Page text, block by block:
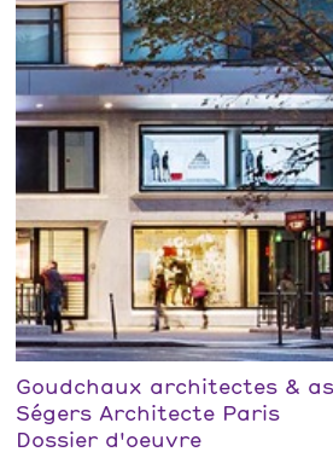
Goudchaux architectes &
Ségers Architecte Paris
Dossier d'oeuvre